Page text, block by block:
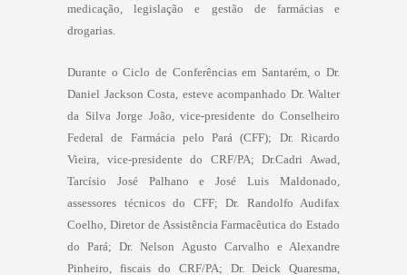
medicação, legislação e gestão de farmácias e
drogarias.
Durante o Ciclo de Conferências em Santarém, o Dr.
Daniel Jackson Costa, esteve acompanhado Dr. Walter
da Silva Jorge João, vice-presidente do Conselheiro
Federal de Farmácia pelo Pará (CFF); Dr. Ricardo
Vieira, vice-presidente do CRF/PA; Dr.Cadri Awad,
Tarcísio José Palhano e José Luis Maldonado,
assessores técnicos do CFF; Dr. Randolfo Audifax
Coelho, Diretor de Assistência Farmacêutica do Estado
do Pará; Dr. Nelson Agusto Carvalho e Alexandre
Pinheiro, fiscais do CRF/PA; Dr. Deick Quaresma,